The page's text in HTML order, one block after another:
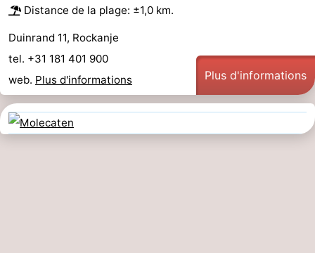
Distance de la plage: ±1,0 km.
Duinrand 11, Rockanje
tel. +31 181 401 900
web. Plus d'informations Plus d'informations